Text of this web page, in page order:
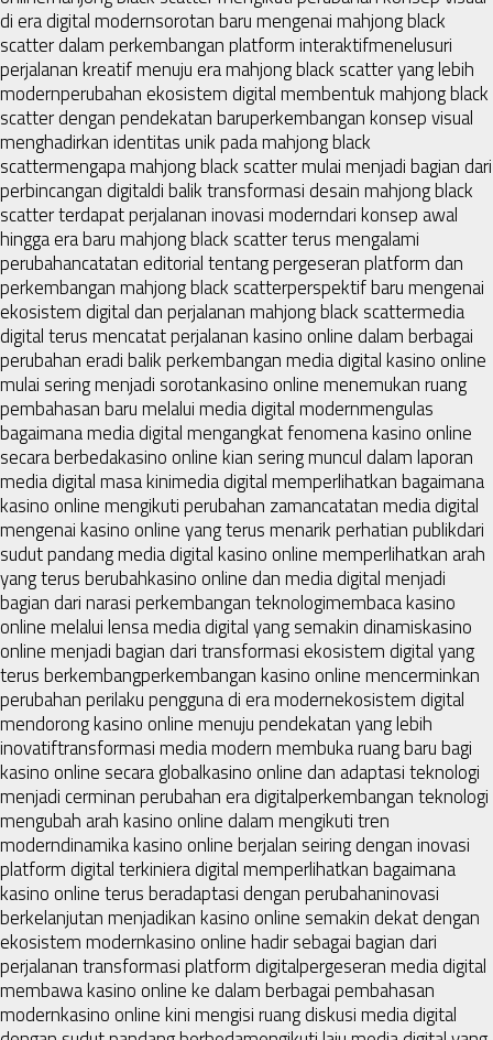
di era digital modernsorotan baru mengenai mahjong black
scatter dalam perkembangan platform interaktifmenelusuri
perjalanan kreatif menuju era mahjong black scatter yang lebih
modernperubahan ekosistem digital membentuk mahjong black
scatter dengan pendekatan baruperkembangan konsep visual
menghadirkan identitas unik pada mahjong black
scattermengapa mahjong black scatter mulai menjadi bagian dari
perbincangan digitaldi balik transformasi desain mahjong black
scatter terdapat perjalanan inovasi moderndari konsep awal
hingga era baru mahjong black scatter terus mengalami
perubahancatatan editorial tentang pergeseran platform dan
perkembangan mahjong black scatterperspektif baru mengenai
ekosistem digital dan perjalanan mahjong black scattermedia
digital terus mencatat perjalanan kasino online dalam berbagai
perubahan eradi balik perkembangan media digital kasino online
mulai sering menjadi sorotankasino online menemukan ruang
pembahasan baru melalui media digital modernmengulas
bagaimana media digital mengangkat fenomena kasino online
secara berbedakasino online kian sering muncul dalam laporan
media digital masa kinimedia digital memperlihatkan bagaimana
kasino online mengikuti perubahan zamancatatan media digital
mengenai kasino online yang terus menarik perhatian publikdari
sudut pandang media digital kasino online memperlihatkan arah
yang terus berubahkasino online dan media digital menjadi
bagian dari narasi perkembangan teknologimembaca kasino
online melalui lensa media digital yang semakin dinamiskasino
online menjadi bagian dari transformasi ekosistem digital yang
terus berkembangperkembangan kasino online mencerminkan
perubahan perilaku pengguna di era modernekosistem digital
mendorong kasino online menuju pendekatan yang lebih
inovatiftransformasi media modern membuka ruang baru bagi
kasino online secara globalkasino online dan adaptasi teknologi
menjadi cerminan perubahan era digitalperkembangan teknologi
mengubah arah kasino online dalam mengikuti tren
moderndinamika kasino online berjalan seiring dengan inovasi
platform digital terkiniera digital memperlihatkan bagaimana
kasino online terus beradaptasi dengan perubahaninovasi
berkelanjutan menjadikan kasino online semakin dekat dengan
ekosistem modernkasino online hadir sebagai bagian dari
perjalanan transformasi platform digitalpergeseran media digital
membawa kasino online ke dalam berbagai pembahasan
modernkasino online kini mengisi ruang diskusi media digital